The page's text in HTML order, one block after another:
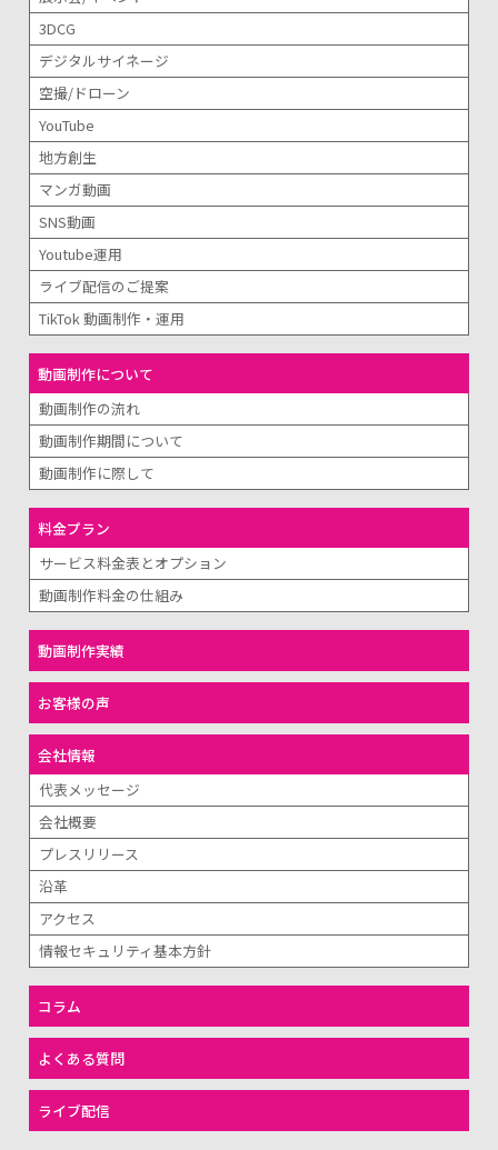
3DCG
デジタルサイネージ
空撮/ドローン
YouTube
地方創生
マンガ動画
SNS動画
Youtube運用
ライブ配信のご提案
TikTok 動画制作・運用
動画制作について
動画制作の流れ
動画制作期間について
動画制作に際して
料金プラン
サービス料金表とオプション
動画制作料金の仕組み
動画制作実績
お客様の声
会社情報
代表メッセージ
会社概要
プレスリリース
沿革
アクセス
情報セキュリティ基本方針
コラム
よくある質問
ライブ配信